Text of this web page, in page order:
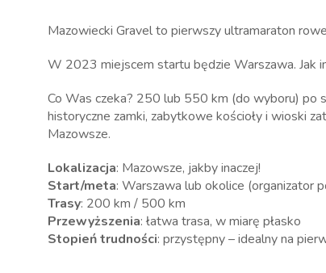
Mazowiecki Gravel to pierwszy ultramaraton
W 2023 miejscem startu będzie Warszawa. Jak
Co Was czeka? 250 lub 550 km (do wyboru) po
historyczne zamki, zabytkowe kościoły i wioski
Mazowsze.
Lokalizacja: Mazowsze, jakby inaczej!
Start/meta: Warszawa lub okolice (organizator
Trasy: 200 km / 500 km
Przewyższenia: łatwa trasa, w miarę płasko
Stopień trudności: przystępny – idealny na